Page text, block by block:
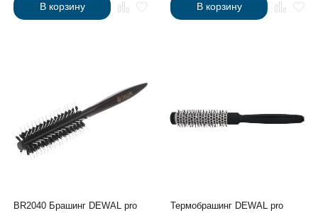
В корзину В корзину
BR2040 Брашинг DEWAL pro
Термобрашинг DEWAL pro